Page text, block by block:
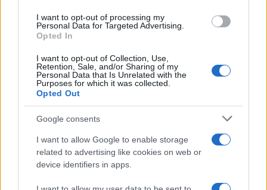
I want to opt-out of processing my
Personal Data for Targeted Advertising.
Opted In
I want to opt-out of Collection, Use,
Retention, Sale, and/or Sharing of my
Personal Data that Is Unrelated with the
Purposes for which it was collected.
Opted Out
Google consents
I want to allow Google to enable storage
related to advertising like cookies on web or
device identifiers in apps.
Πιο δημοφιλή
Κωνσταντίνος Αργυρός και Αλεξάνδρα
Νίκα κάνουν διακοπές με πολυτελές γιοτ
με τα δύο παιδιά τους
Ελίζαμπεθ Ελέτσι και Νεκτάριος Λεμονίδης
πήγαν στον Άγιο Νεκτάριο Βούλας για να
πάρουν την ευχή για τον γιο τους
Ηφαίστειο Σαντορίνης: Ένας 15χρονος που
δεν πρόλαβε να ξεφύγει από το τσουνάμι